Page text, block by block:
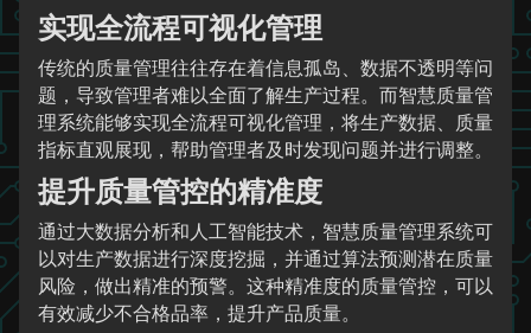
实现全流程可视化管理
传统的质量管理往往存在着信息孤岛、数据不透明等问
题，导致管理者难以全面了解生产过程。而智慧质量管
理系统能够实现全流程可视化管理，将生产数据、质量
指标直观展现，帮助管理者及时发现问题并进行调整。
提升质量管控的精准度
通过大数据分析和人工智能技术，智慧质量管理系统可
以对生产数据进行深度挖掘，并通过算法预测潜在质量
风险，做出精准的预警。这种精准度的质量管控，可以
有效减少不合格品率，提升产品质量。